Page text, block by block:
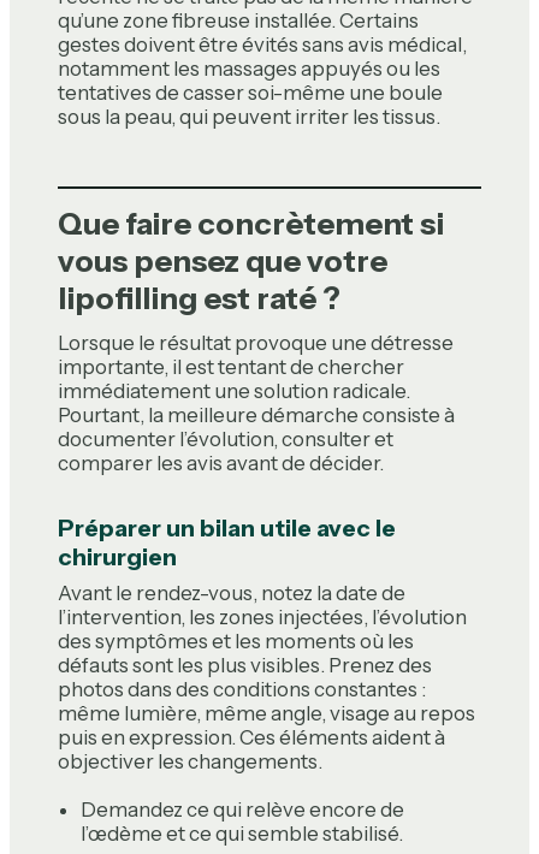
qu’une zone fibreuse installée. Certains
gestes doivent être évités sans avis médical,
notamment les massages appuyés ou les
tentatives de casser soi-même une boule
sous la peau, qui peuvent irriter les tissus.
Que faire concrètement si
vous pensez que votre
lipofilling est raté ?
Lorsque le résultat provoque une détresse
importante, il est tentant de chercher
immédiatement une solution radicale.
Pourtant, la meilleure démarche consiste à
documenter l’évolution, consulter et
comparer les avis avant de décider.
Préparer un bilan utile avec le
chirurgien
Avant le rendez-vous, notez la date de
l’intervention, les zones injectées, l’évolution
des symptômes et les moments où les
défauts sont les plus visibles. Prenez des
photos dans des conditions constantes :
même lumière, même angle, visage au repos
puis en expression. Ces éléments aident à
objectiver les changements.
Demandez ce qui relève encore de
l’œdème et ce qui semble stabilisé.